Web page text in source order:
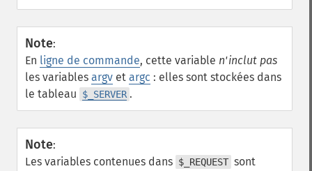
Note:
En ligne de commande, cette variable n'inclut pas
les variables argv et argc : elles sont stockées dans
le tableau
$_SERVER .
Note:
Les variables contenues dans $_REQUEST sont